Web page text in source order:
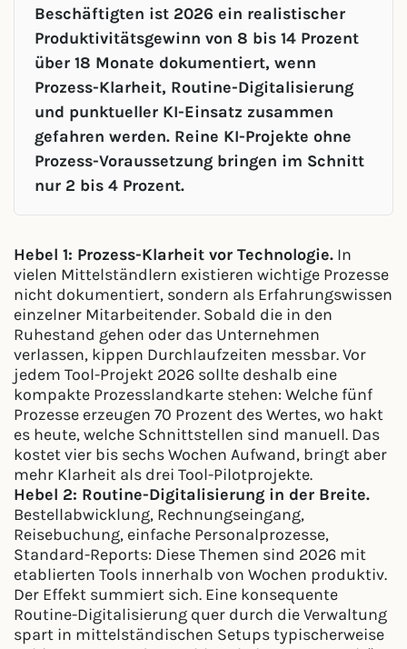
Beschäftigten ist 2026 ein realistischer
Produktivitätsgewinn von 8 bis 14 Prozent
über 18 Monate dokumentiert, wenn
Prozess-Klarheit, Routine-Digitalisierung
und punktueller KI-Einsatz zusammen
gefahren werden. Reine KI-Projekte ohne
Prozess-Voraussetzung bringen im Schnitt
nur 2 bis 4 Prozent.
Hebel 1: Prozess-Klarheit vor Technologie. In
vielen Mittelständlern existieren wichtige Prozesse
nicht dokumentiert, sondern als Erfahrungswissen
einzelner Mitarbeitender. Sobald die in den
Ruhestand gehen oder das Unternehmen
verlassen, kippen Durchlaufzeiten messbar. Vor
jedem Tool-Projekt 2026 sollte deshalb eine
kompakte Prozesslandkarte stehen: Welche fünf
Prozesse erzeugen 70 Prozent des Wertes, wo hakt
es heute, welche Schnittstellen sind manuell. Das
kostet vier bis sechs Wochen Aufwand, bringt aber
mehr Klarheit als drei Tool-Pilotprojekte.
Hebel 2: Routine-Digitalisierung in der Breite.
Bestellabwicklung, Rechnungseingang,
Reisebuchung, einfache Personalprozesse,
Standard-Reports: Diese Themen sind 2026 mit
etablierten Tools innerhalb von Wochen produktiv.
Der Effekt summiert sich. Eine konsequente
Routine-Digitalisierung quer durch die Verwaltung
spart in mittelständischen Setups typischerweise